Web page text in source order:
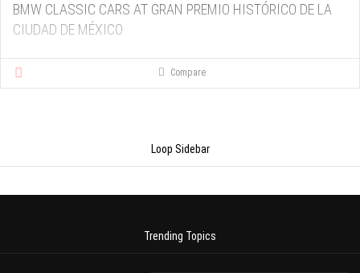
BMW CLASSIC CARS AT GRAN PREMIO HISTÓRICO DE LA
CIUDAD DE MÉXICO
Compare
Loop Sidebar
Trending Topics